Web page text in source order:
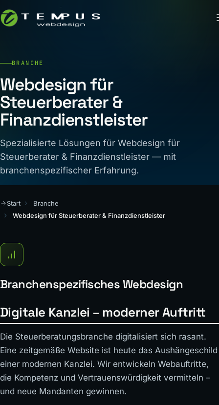
BRANCHE
Webdesign für
Steuerberater &
Finanzdienstleister
Spezialisierte Lösungen für Webdesign für
Steuerberater & Finanzdienstleister — mit
branchenspezifischer Erfahrung.
Start
Branche
Webdesign für Steuerberater & Finanzdienstleister
Branchenspezifisches Webdesign
Digitale Kanzlei – moderner Auftritt
Die Steuerberatungsbranche digitalisiert sich rasant.
Eine zeitgemäße Website ist heute das Aushängeschild
einer modernen Kanzlei. Wir entwickeln Webauftritte,
die Kompetenz und Vertrauenswürdigkeit vermitteln –
und neue Mandanten gewinnen.